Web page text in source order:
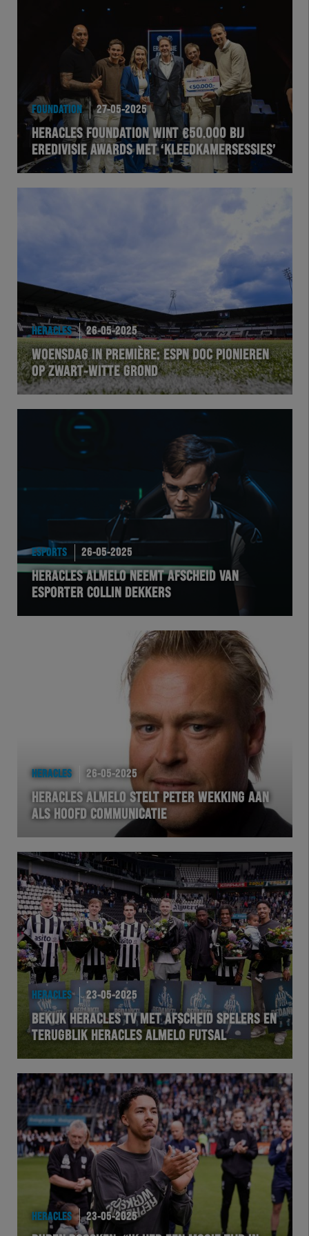
Team Zwart Wit
eSports
Academie
FOUNDATION 27-05-2025
HERACLES FOUNDATION WINT €50.000 BIJ
EREDIVISIE AWARDS MET ‘KLEEDKAMERSESSIES’
HERACLES 26-05-2025
WOENSDAG IN PREMIÈRE: ESPN DOC PIONIEREN
OP ZWART-WITTE GROND
ESPORTS 26-05-2025
HERACLES ALMELO NEEMT AFSCHEID VAN
ESPORTER COLLIN DEKKERS
HERACLES 26-05-2025
HERACLES ALMELO STELT PETER WEKKING AAN
ALS HOOFD COMMUNICATIE
HERACLES 23-05-2025
BEKIJK HERACLES TV MET AFSCHEID SPELERS EN
TERUGBLIK HERACLES ALMELO FUTSAL
HERACLES 23-05-2025